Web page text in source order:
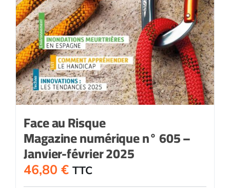
Face au Risque
Magazine numérique n° 605 –
Janvier-février 2025
46,80 € TTC